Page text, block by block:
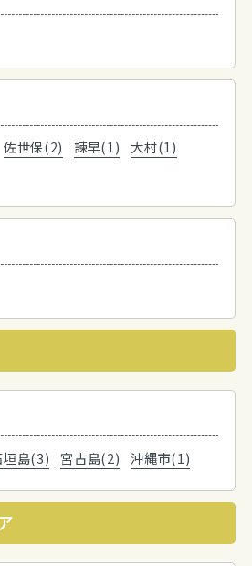
佐世保(2) 諫早(1)
大村(1)
垣島(3) 宮古島(2) 沖縄市(1)